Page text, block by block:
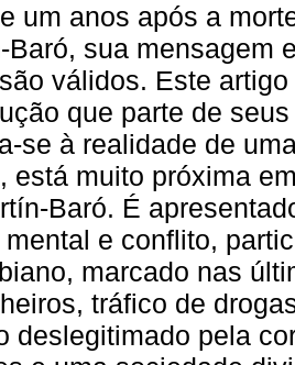
um anos após a
Baró, sua mensagem
válidos. Este
que parte de
se à realidade de
está muito próxima
Baró. É
mental e conflito,
marcado nas
tráfico de
deslegitimado pela